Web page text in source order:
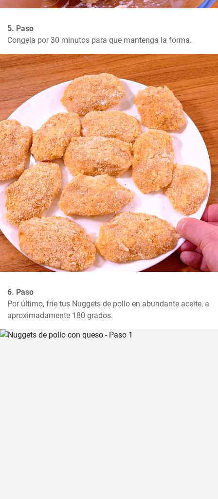
5. Paso
Congela por 30 minutos para que mantenga la forma.
6. Paso
Por último, fríe tus Nuggets de pollo en abundante aceite, a
aproximadamente 180 grados.